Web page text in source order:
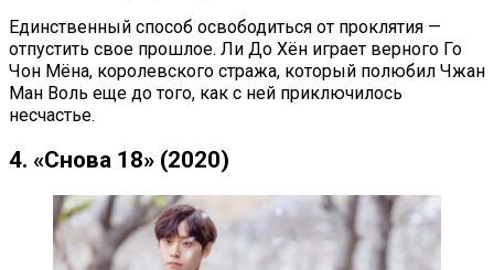
Единственный способ освободиться от проклятия —
отпустить свое прошлое. Ли До Хён играет верного Го
Чон Мёна, королевского стража, который полюбил Чжан
Ман Воль еще до того, как с ней приключилось
несчастье.
4. «Снова 18» (2020)